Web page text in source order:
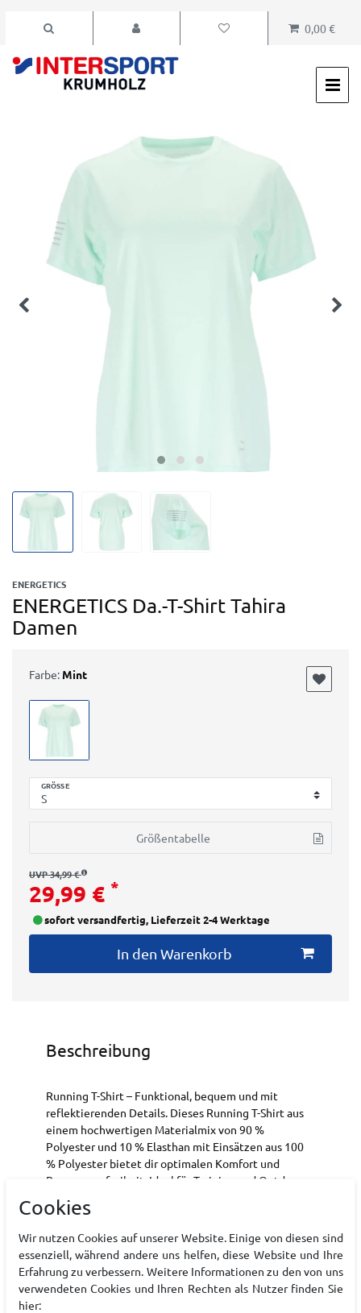
0,00 €
ENERGETICS
ENERGETICS Da.-T-Shirt Tahira
Damen
GRÖSSE
Größentabelle
Farbe: Mint
UVP 34,99 €
29,99 € *
sofort versandfertig, Lieferzeit 2-4 Werktage
In den Warenkorb
Beschreibung
Running T-Shirt – Funktional, bequem und mit
reflektierenden Details. Dieses Running T-Shirt aus
einem hochwertigen Materialmix von 90 %
Polyester und 10 % Elasthan mit Einsätzen aus 100
% Polyester bietet dir optimalen Komfort und
Bewegungsfreiheit. Ideal für Training und Outdoor-
Läufe.
10 % Elasthan für optimale
Bewegungsfreiheit.
Sichtbarkeit & Style – Reflektierende Details
und Ziernähte für sicheres und modernes
Cookies
Wir nutzen Cookies auf unserer Website. Einige von diesen sind
essenziell, während andere uns helfen, diese Website und Ihre
Erfahrung zu verbessern. Weitere Informationen zu den von uns
verwendeten Cookies und Ihren Rechten als Nutzer finden Sie
hier: